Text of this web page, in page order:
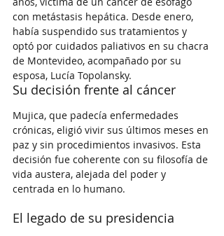
con metástasis hepática. Desde enero,
había suspendido sus tratamientos y
optó por cuidados paliativos en su chacra
de Montevideo, acompañado por su
esposa, Lucía Topolansky.
Su decisión frente al cáncer
Mujica, que padecía enfermedades
crónicas, eligió vivir sus últimos meses en
paz y sin procedimientos invasivos. Esta
decisión fue coherente con su filosofía de
vida austera, alejada del poder y
centrada en lo humano.
El legado de su presidencia